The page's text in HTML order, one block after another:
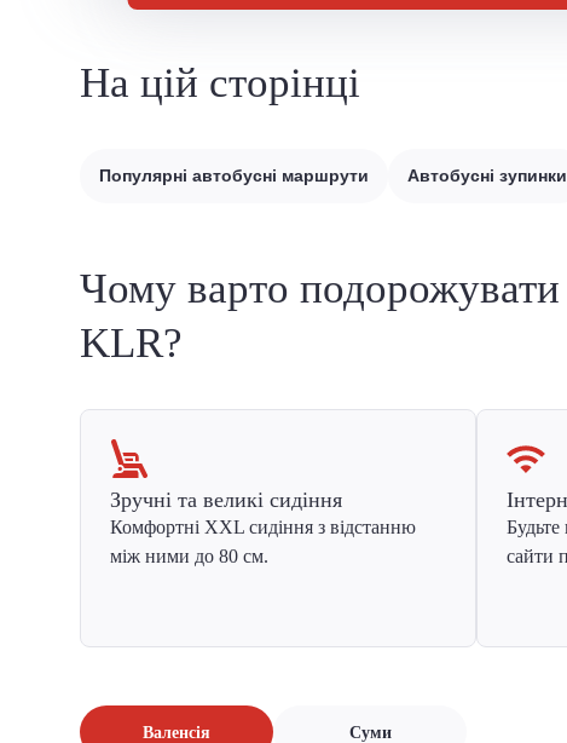
На цій сторінці
Популярні автобусні маршрути Автобусні зупинки
Чому варто подорожувати
KLR?
Зручні та великі сидіння
Комфортні XXL сидіння з відстанню
між ними до 80 см.
Будьте
сайти
Валенсія Суми